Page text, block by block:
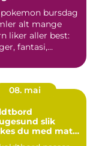
pokemon bursdag
alt mange
liker aller best:
fantasi,
08. mai
slik
du med mat